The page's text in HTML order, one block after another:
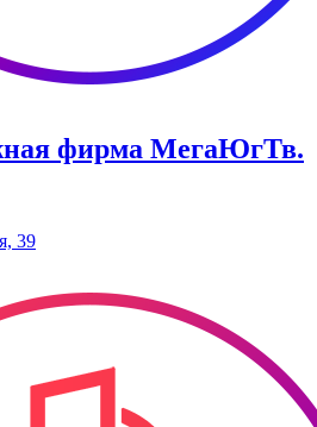
фирма МегаЮгТв.
39